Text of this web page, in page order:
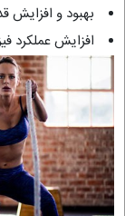
بهبود و افزایش
افزایش عملکرد